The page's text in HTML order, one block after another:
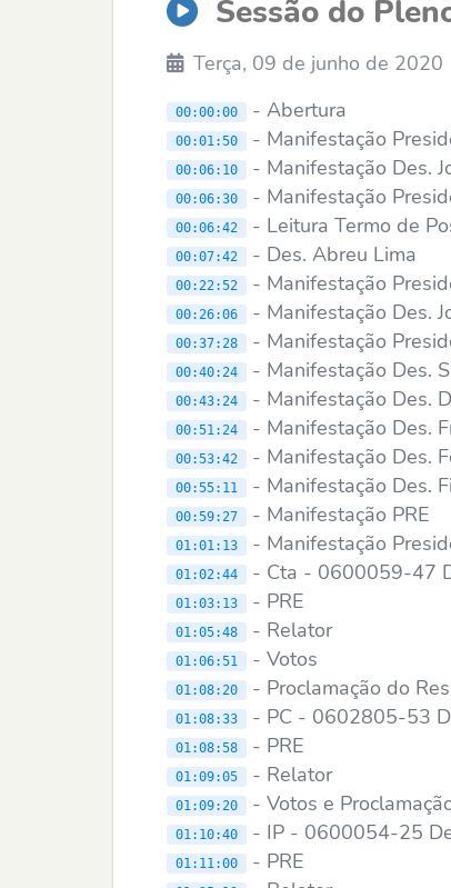
Sessão do
Terça, 09 de junho de 2020
00:00:00 - Abertura
00:01:50 - Manifestação
00:06:10 - Manifestação Des.
00:06:30 - Manifestação
00:06:42 - Leitura Termo de
00:07:42 - Des. Abreu Lima
00:22:52 - Manifestação
00:26:06 - Manifestação Des.
00:37:28 - Manifestação
00:40:24 - Manifestação Des.
00:43:24 - Manifestação Des.
00:51:24 - Manifestação Des.
00:53:42 - Manifestação Des.
00:55:11 - Manifestação Des.
00:59:27 - Manifestação PRE
01:01:13 - Manifestação
01:02:44 - Cta - 0600059-47
01:03:13 - PRE
01:05:48 - Relator
01:06:51 - Votos
01:08:20 - Proclamação do
01:08:33 - PC - 0602805-53
01:08:58 - PRE
01:09:05 - Relator
01:09:20 - Votos e
01:10:40 - IP - 0600054-25
01:11:00 - PRE